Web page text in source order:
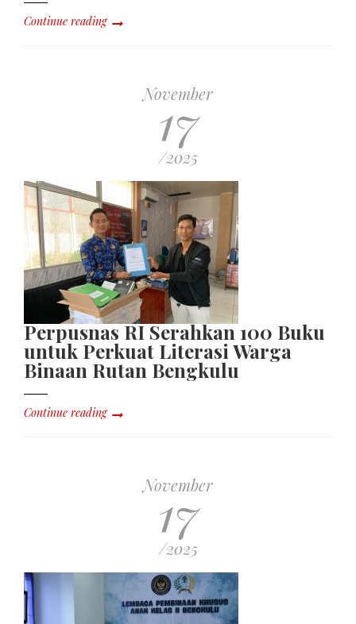
Continue reading
November
17
/2025
Perpusnas RI Serahkan 100 Buku
untuk Perkuat Literasi Warga
Binaan Rutan Bengkulu
Continue reading
November
17
/2025